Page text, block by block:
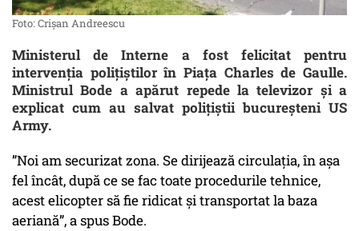
Foto: Crișan Andreescu
Ministerul de Interne a fost felicitat pentru
intervenția polițiștilor în Piața Charles de Gaulle.
Ministrul Bode a apărut repede la televizor și a
explicat cum au salvat polițiștii bucureșteni US
Army.
”Noi am securizat zona. Se dirijează circulația, în așa
fel încât, după ce se fac toate procedurile tehnice,
acest elicopter să fie ridicat și transportat la baza
aeriană”, a spus Bode.